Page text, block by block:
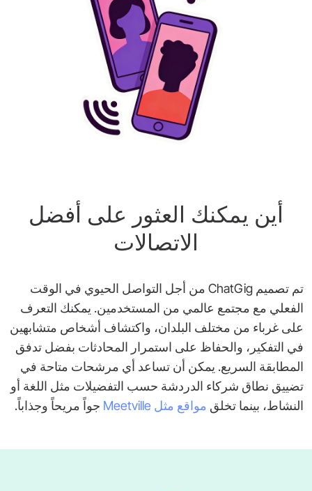
أين يمكنك العثور على أفضل
الاتصالات
تم تصميم ChatGig من أجل التواصل الحيوي في الوقت
الفعلي مع مجتمع عالمي من المستخدمين. يمكنك التعرف
على غرباء من مختلف البلدان، واكتشاف أشخاص متشابهين
في التفكير، والحفاظ على استمرار المحادثات بفضل تدفق
المطابقة السريع. يمكن أن تساعد أي مرشحات متاحة في
تضييق نطاق شركاء الدردشة حسب التفضيلات مثل اللغة أو
النشاط، بينما تخلق مواقع مثل Meetville جواً مريحاً وجذاباً.